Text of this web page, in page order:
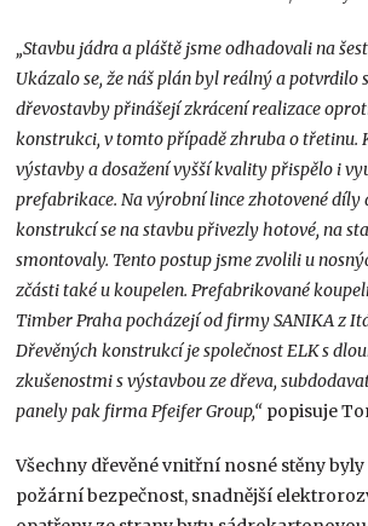
„Stavbu jádra a pláště jsme odhadovali na
Ukázalo se, že náš plán byl reálný a potvrdilo
dřevostavby přinášejí zkrácení realizace
konstrukci, v tomto případě zhruba o třetinu.
výstavby a dosažení vyšší kvality přispělo i
prefabrikace. Na výrobní lince zhotovené díly
konstrukcí se na stavbu přivezly hotové, na
smontovaly. Tento postup jsme zvolili u
zčásti také u koupelen. Prefabrikované
Timber Praha pocházejí od firmy SANIKA z
Dřevěných konstrukcí je společnost ELK s
zkušenostmi s výstavbou ze dřeva,
panely pak firma Pfeifer Group,“ popisuje
Všechny dřevěné vnitřní nosné stěny byly
požární bezpečnost, snadnější